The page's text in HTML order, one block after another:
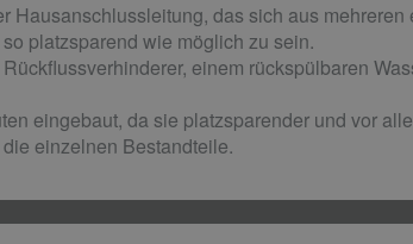
Hausanschlussleitung, das sich aus mehreren
platzsparend wie möglich zu sein.
einem rückspülbaren
eingebaut, da sie platzsparender und vor
einzelnen Bestandteile.